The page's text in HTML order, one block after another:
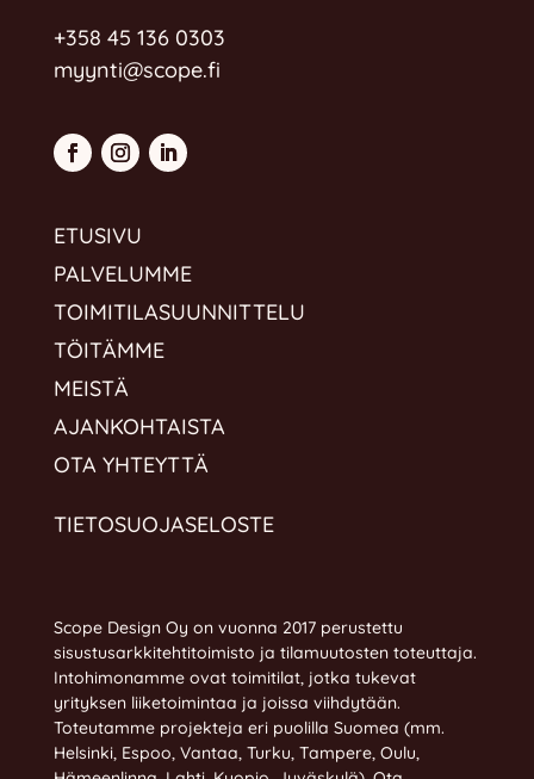
+358 45 136 0303
myynti@scope.fi
ETUSIVU
PALVELUMME
TOIMITILASUUNNITTELU
TÖITÄMME
MEISTÄ
AJANKOHTAISTA
OTA YHTEYTTÄ
TIETOSUOJASELOSTE
Scope Design Oy on vuonna 2017 perustettu
sisustusarkkitehtitoimisto ja tilamuutosten toteuttaja.
Intohimonamme ovat toimitilat, jotka tukevat
yrityksen liiketoimintaa ja joissa viihdytään.
Toteutamme projekteja eri puolilla Suomea (mm.
Helsinki, Espoo, Vantaa, Turku, Tampere, Oulu,